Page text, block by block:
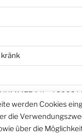
1 (Juni 2008
werden Cookies
die
über die